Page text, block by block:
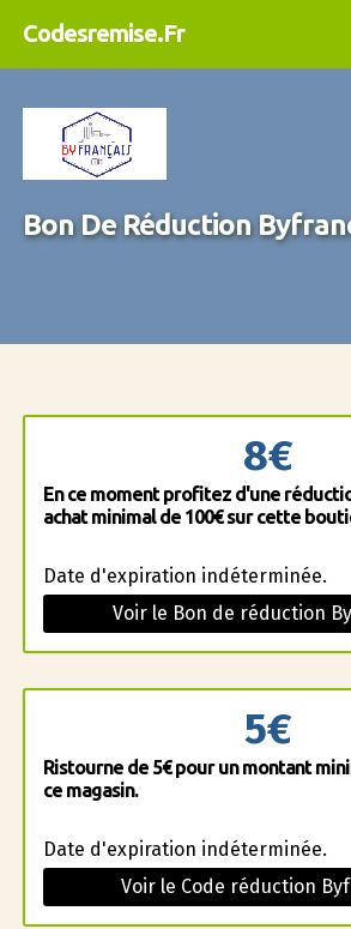
Codesremise.Fr
Bon De Réduction
8€
En ce moment profitez d'une
achat minimal de 100€ sur cette
Date d'expiration indéterminée.
Voir le Bon de réduction
5€
Ristourne de 5€ pour un montant
ce magasin.
Date d'expiration indéterminée.
Voir le Code réduction